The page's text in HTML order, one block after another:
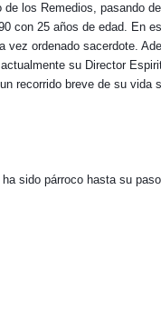
los Remedios, pasando
con 25 años de edad. En
ordenado sacerdote.
su Director
recorrido breve de su vida
sido párroco hasta su